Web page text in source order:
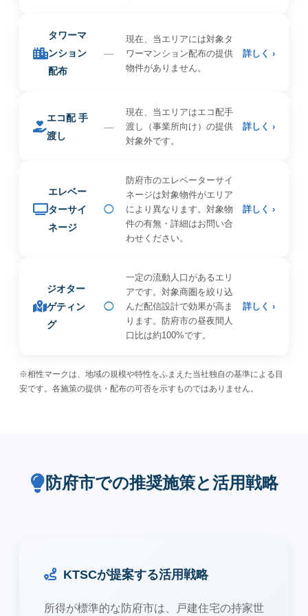
タワーマ
ンション
配布
—
現在、当エリアには対象タ
ワーマンション配布の提供
物件がありません。
詳しく ›
エコ配 手
渡し
—
現在、当エリアはエコ配手
渡し（事業所向け）の提供
対象外です。
詳しく ›
エレベー
ターサイ
ネージ
◯
防府市のエレベーターサイ
ネージは対象物件がエリア
により異なります。対象物
件の有無・詳細はお問い合
わせください。
詳しく ›
ジオター
ゲティン
グ
◯
一定の流動人口があるエリ
アです。対象商圏を絞り込
んだ配信設計で効果が高ま
ります。防府市の昼夜間人
口比は約100%です。
詳しく ›
※相性マークは、地域の規模や特性をふまえた当社独自の基準による目
安です。各施策の提供・配布の可否を示すものではありません。
防府市での推奨施策と活用戦略
KTSCが提案する活用戦略
所得が標準的な防府市は、戸建住宅の持家世